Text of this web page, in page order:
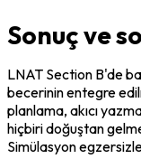
Sonuç ve
LNAT Section B'de
becerinin entegre
planlama, akıcı
hiçbiri doğuştan
Simülasyon